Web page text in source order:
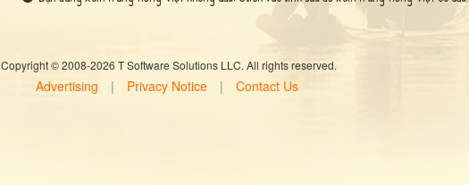
Copyright © 2008-2026 T Software Solutions LLC. All rights reserved.
Advertising | Privacy Notice | Contact Us